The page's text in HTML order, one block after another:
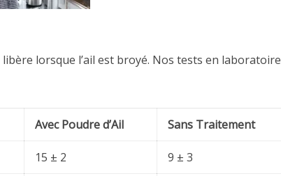
libère lorsque l’ail est broyé. Nos tests en laboratoire
Avec Poudre d’Ail Sans Traitement
15 ± 2 9 ± 3